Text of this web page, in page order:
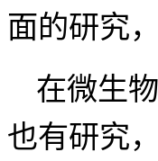
面的研究
在微生
也有研究